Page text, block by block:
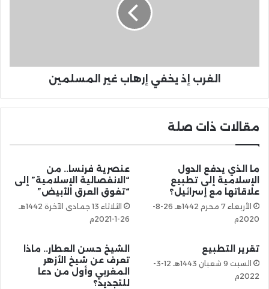
الغرب إذ يخفي إرهاب غير المسلمين
مقالات ذات صلة
ما الذي يدفع الدول
الإسلامية إلى تطبيع
علاقاتها مع إسرائيل؟
الأربعاء 7 محرم 1442هـ 26-8-
2020م
عنصرية فرنسا.. من
“الانفصالية الإسلامية” إلى
“تفوق العرق الأبيض”
الثلاثاء 13 جمادى الآخرة 1442هـ
26-1-2021م
تقرير التطبيع
السبت 9 شعبان 1443هـ 12-3-
2022م
الشيخ حسن العطار.. ماذا
تعرف عن شيخ الأزهر
المغربي وأول من دعا
للتجديد؟